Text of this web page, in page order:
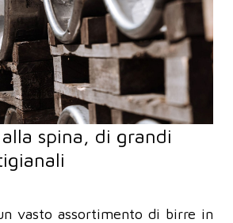
spina, di grandi
vasto assortimento di birre in